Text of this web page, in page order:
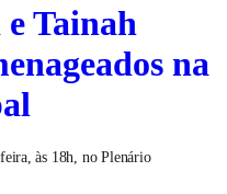
Tainah
na
feira, às 18h, no Plenário